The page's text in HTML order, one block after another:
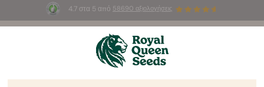
4.7 στα 5 από 58690 αξιολογήσεις
3 σπόρους White Widow AutoΔΩΡΕΑΝ για τους